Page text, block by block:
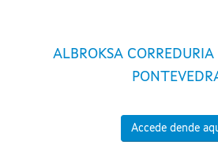
ALBROKSA CORREDURIA
Accede dende